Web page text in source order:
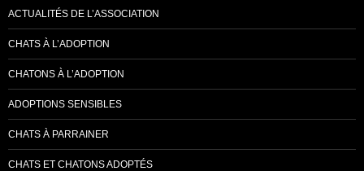
ACTUALITÉS DE L’ASSOCIATION
CHATS À L’ADOPTION
CHATONS À L’ADOPTION
ADOPTIONS SENSIBLES
CHATS À PARRAINER
CHATS ET CHATONS ADOPTÉS